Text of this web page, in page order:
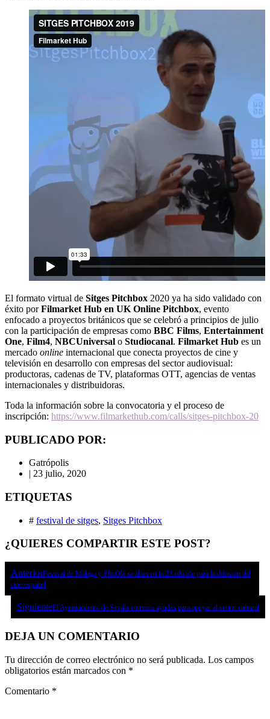
El formato virtual de Sitges Pitchbox 2020 ya ha sido validado con
éxito porFilmarket Hub en UK Online Pitchbox, evento
enfocado a proyectos británicos que se celebró a principios de julio
con la participación de empresas como BBC Films, Entertainment
One, Film4, NBCUniversal o Studiocanal. Filmarket Hub es un
mercado online internacional que conecta proyectos de cine y
televisión en desarrollo con empresas del sector audiovisual:
productoras, cadenas de TV, plataformas OTT, agencias de ventas
internacionales y distribuidoras.
Toda la información sobre la convocatoria y el proceso de
inscripción: https://www.filmarkethub.com/calls/sitges-pitchbox-20
PUBLICADO POR:
Gatrópolis
| 23 julio, 2020
ETIQUETAS
# festival de sitges, Sitges Pitchbox
¿QUIERES COMPARTIR ESTE POST?
AnteriorFestival de Málaga y FlixOlé se alían en la 23 edición para la difusión del
cine español
SiguienteEl Ayuntamiento de Sevilla convoca ayudas para apoyar al sector cultural
DEJA UN COMENTARIO
Tu dirección de correo electrónico no será publicada. Los campos
obligatorios están marcados con *
Comentario *